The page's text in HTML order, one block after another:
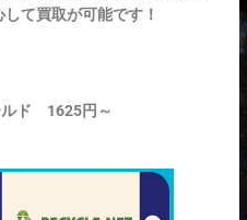
て買取が可能です！
ド 1625円～